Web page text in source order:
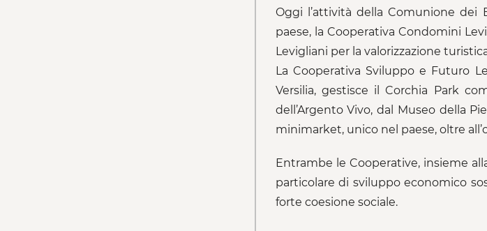
Oggi l’attività della Comunione
paese, la Cooperativa Condomini
Levigliani per la valorizzazione
La Cooperativa Sviluppo e Futuro
Versilia, gestisce il Corchia Park
dell’Argento Vivo, dal Museo della
minimarket, unico nel paese, oltre
Entrambe le Cooperative, insieme
particolare di sviluppo economico
forte coesione sociale.